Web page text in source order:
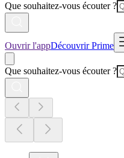
Que souhaitez-vous écouter ?
Ouvrir l'appDécouvrir Prime
Que souhaitez-vous écouter ?